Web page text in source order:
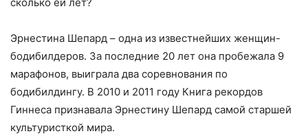
Эрнестина Шепард – одна из известнейших женщин-
бодибилдеров. За последние 20 лет она пробежала 9
марафонов, выиграла два соревнования по
бодибилдингу. В 2010 и 2011 году Книга рекордов
Гиннеса признавала Эрнестину Шепард самой старшей
культуристкой мира.